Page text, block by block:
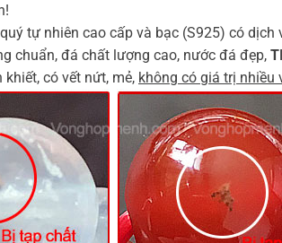
tự nhiên cao cấp và bạc (S925) có
chuẩn, đá chất lượng cao, nước đá đẹp,
có vết nứt, mẻ, không có giá trị nhiều